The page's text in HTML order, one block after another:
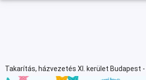
Takarítás, házvezetés XI. kerület Budapest